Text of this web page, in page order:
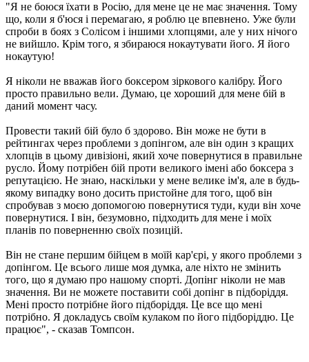
"Я не боюся їхати в Росію, для мене це не має значення. Тому
що, коли я б'юся і перемагаю, я роблю це впевнено. Уже були
спроби в боях з Солісом і іншими хлопцями, але у них нічого
не вийшло. Крім того, я збираюся нокаутувати його. Я його
нокаутую!
Я ніколи не вважав його боксером зіркового калібру. Його
просто правильно вели. Думаю, це хороший для мене бій в
даний момент часу.
Провести такий бій було б здорово. Він може не бути в
рейтингах через проблеми з допінгом, але він один з кращих
хлопців в цьому дивізіоні, який хоче повернутися в правильне
русло. Йому потрібен бій проти великого імені або боксера з
репутацією. Не знаю, наскільки у мене велике ім'я, але в будь-
якому випадку воно досить пристойне для того, щоб він
спробував з моєю допомогою повернутися туди, куди він хоче
повернутися. І він, безумовно, підходить для мене і моїх
планів по поверненню своїх позицій.
Він не стане першим бійцем в моїй кар'єрі, у якого проблеми з
допінгом. Це всього лише моя думка, але ніхто не змінить
того, що я думаю про нашому спорті. Допінг ніколи не мав
значення. Ви не можете поставити собі допінг в підборіддя.
Мені просто потрібне його підборіддя. Це все що мені
потрібно. Я докладусь своїм кулаком по його підборіддю. Це
працює", - сказав Томпсон.